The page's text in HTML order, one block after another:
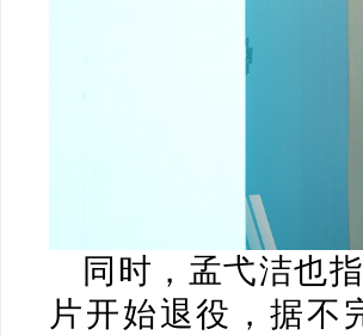
同时，孟弋洁也
片开始退役，据不